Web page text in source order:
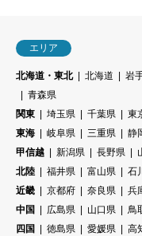
エリア
北海道・東北 北海道 岩
青森県
関東
埼玉県 千葉県 東
東海
岐阜県 三重県 静
甲信越
新潟県 長野県
北陸
福井県 富山県
石
近畿
京都府 奈良県 兵
中国
広島県 山口県 鳥
四国
徳島県 愛媛県 高